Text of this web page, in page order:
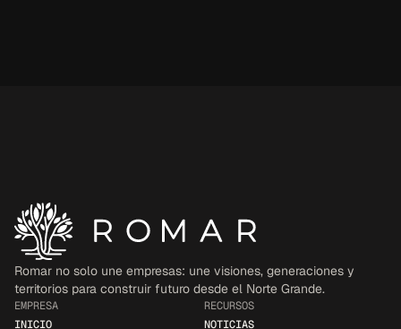
Romar no solo une empresas: une visiones, generaciones y
territorios para construir futuro desde el Norte Grande.
EMPRESA
INICIO
RECURSOS
NOTICIAS